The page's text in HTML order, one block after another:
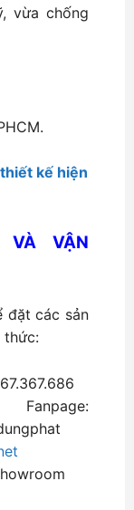
vừa chống
kế hiện
VÀ VẬN
đặt các sản
thức: